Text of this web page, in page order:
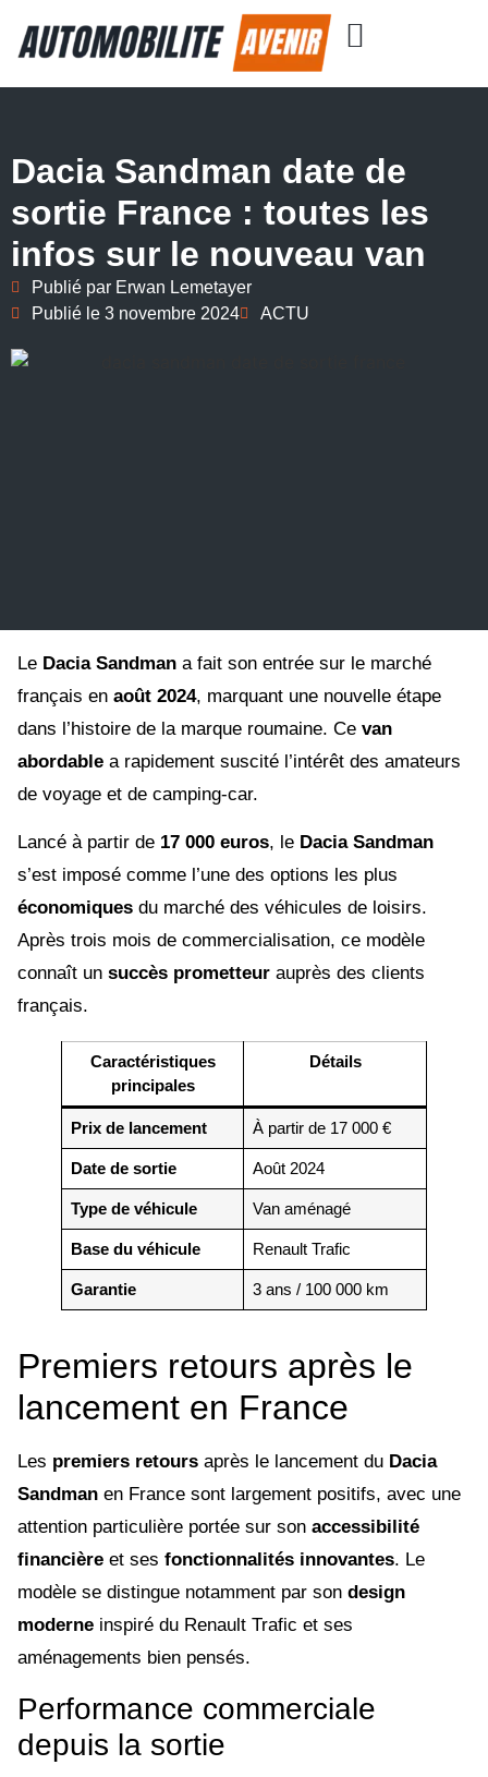
Dacia Sandman date de
sortie France : toutes les
infos sur le nouveau van
Publié par Erwan Lemetayer
Publié le 3 novembre 2024 ACTU
Le Dacia Sandman a fait son entrée sur le marché
français en août 2024, marquant une nouvelle étape
dans l’histoire de la marque roumaine. Ce van
abordable a rapidement suscité l’intérêt des amateurs
de voyage et de camping-car.
Lancé à partir de 17 000 euros, le Dacia Sandman
s’est imposé comme l’une des options les plus
économiques du marché des véhicules de loisirs.
Après trois mois de commercialisation, ce modèle
connaît un succès prometteur auprès des clients
français.
Caractéristiques
principales
Détails
Prix de lancement À partir de 17 000 €
Date de sortie Août 2024
Type de véhicule Van aménagé
Base du véhicule Renault Trafic
Garantie 3 ans / 100 000 km
Premiers retours après le
lancement en France
Les premiers retours après le lancement du Dacia
Sandman en France sont largement positifs, avec une
attention particulière portée sur son accessibilité
financière et ses fonctionnalités innovantes. Le
modèle se distingue notamment par son design
moderne inspiré du Renault Trafic et ses
aménagements bien pensés.
Performance commerciale
depuis la sortie